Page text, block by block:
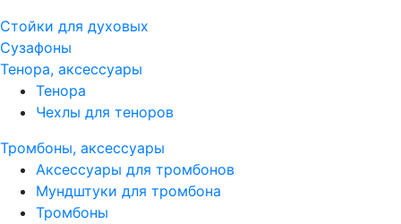
Стойки для духовых
Сузафоны
Тенора, аксессуары
Тенора
Чехлы для теноров
Тромбоны, аксессуары
Аксессуары для тромбонов
Мундштуки для тромбона
Тромбоны